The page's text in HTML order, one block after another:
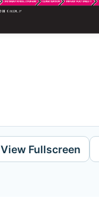
View Fullscreen